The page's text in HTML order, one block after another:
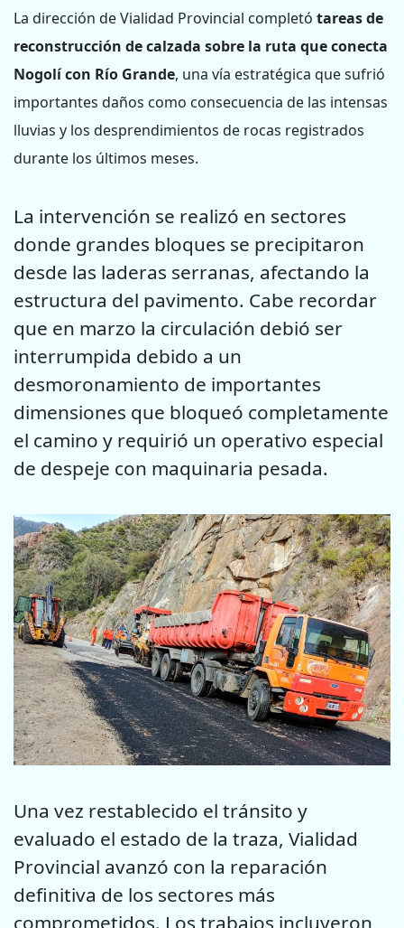
La dirección de Vialidad Provincial completó tareas de
reconstrucción de calzada sobre la ruta que conecta
Nogolí con Río Grande, una vía estratégica que sufrió
importantes daños como consecuencia de las intensas
lluvias y los desprendimientos de rocas registrados
durante los últimos meses.
La intervención se realizó en sectores
donde grandes bloques se precipitaron
desde las laderas serranas, afectando la
estructura del pavimento. Cabe recordar
que en marzo la circulación debió ser
interrumpida debido a un
desmoronamiento de importantes
dimensiones que bloqueó completamente
el camino y requirió un operativo especial
de despeje con maquinaria pesada.
Una vez restablecido el tránsito y
evaluado el estado de la traza, Vialidad
Provincial avanzó con la reparación
definitiva de los sectores más
comprometidos. Los trabajos incluyeron